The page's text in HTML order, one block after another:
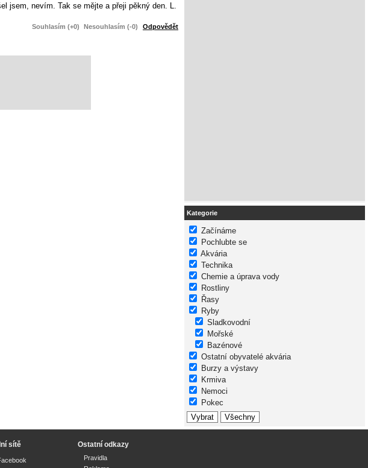
jsem, nevím. Tak se mějte a přeji pěkný den. L.
Souhlasím (+0) Nesouhlasím (-0) Odpovědět
Kategorie
Začínáme
Pochlubte se
Akvária
Technika
Chemie a úprava vody
Rostliny
Řasy
Ryby
Sladkovodní
Mořské
Bazénové
Ostatní obyvatelé akvária
Burzy a výstavy
Krmiva
Nemoci
Pokec
sítě Ostatní odkazy
Pravidla